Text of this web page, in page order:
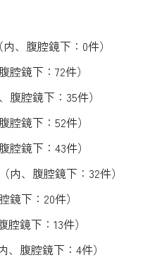
、腹腔鏡下：0件）
鏡下：72件）
腹腔鏡下：35件）
腔鏡下：52件）
腔鏡下：43件）
内、腹腔鏡下：32件）
鏡下：20件）
鏡下：13件）
腹腔鏡下：4件）